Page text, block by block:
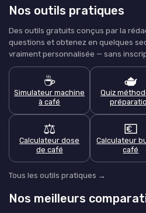
Nos outils pratiques
Des outils gratuits conçus par la
questions et obtenez en quelques
vraiment personnalisée — sans
☕
Simulateur machine
à café
🫖
Quiz
⚖️
Calculateur dose
de café
💶
Calculateur
café
Tous les outils pratiques →
Nos meilleurs